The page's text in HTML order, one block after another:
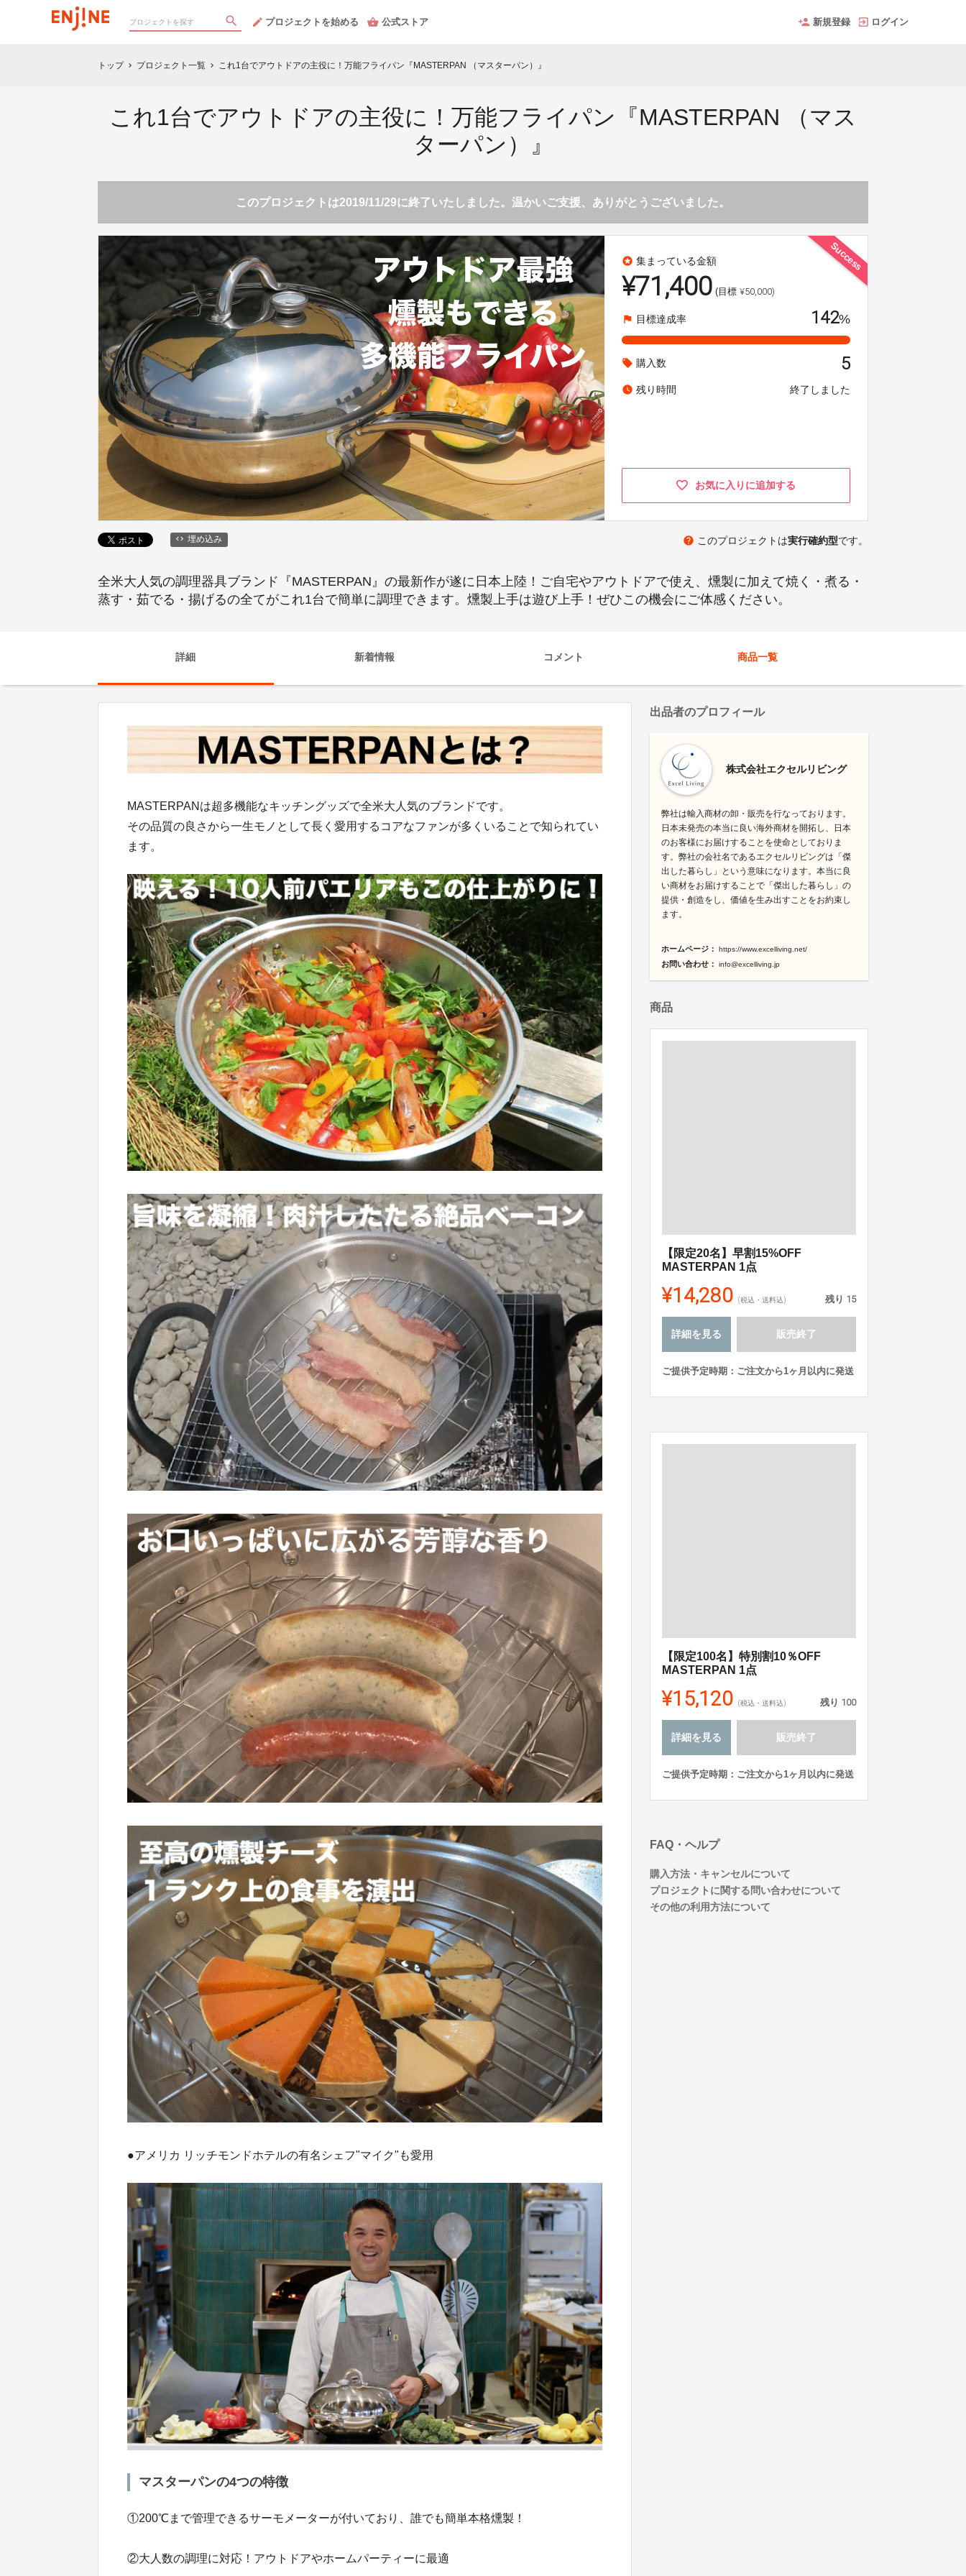
プロジェクトを始める 公式ストア 新規登録 ログイン
トップ chevron_right プロジェクト一覧 chevron_right これ1台でアウトドアの主役に！万能フライパン『MASTERPAN （マスターパン）』
これ1台でアウトドアの主役に！万能フライパン『MASTERPAN （マス
ターパン）』
このプロジェクトは2019/11/29に終了いたしました。温かいご支援、ありがとうございました。
Success
stars 集まっている金額
¥71,400 (目標 ¥50,000)
flag 目標達成率 142%
local_offer 購入数 5
watch_later 残り時間 終了しました
お気に入りに追加する
埋め込み help このプロジェクトは実行確約型です。
全米大人気の調理器具ブランド『MASTERPAN』の最新作が遂に日本上陸！ご自宅やアウトドアで使え、燻製に加えて焼く・煮る・
蒸す・茹でる・揚げるの全てがこれ1台で簡単に調理できます。燻製上手は遊び上手！ぜひこの機会にご体感ください。
詳細 新着情報 コメント 商品一覧
MASTERPANは超多機能なキッチングッズで全米大人気のブランドです。
その品質の良さから一生モノとして長く愛用するコアなファンが多くいることで知られてい
ます。
●アメリカ リッチモンドホテルの有名シェフ"マイク"も愛用
マスターパンの4つの特徴
①200℃まで管理できるサーモメーターが付いており、誰でも簡単本格燻製！
②大人数の調理に対応！アウトドアやホームパーティーに最適
出品者のプロフィール
株式会社エクセルリビング
弊社は輸入商材の卸・販売を行なっております。
日本未発売の本当に良い海外商材を開拓し、日本
のお客様にお届けすることを使命としておりま
す。弊社の会社名であるエクセルリビングは「傑
出した暮らし」という意味になります。本当に良
い商材をお届けすることで「傑出した暮らし」の
提供・創造をし、価値を生み出すことをお約束し
ます。
ホームページ： https://www.excelliving.net/
お問い合わせ： info@excelliving.jp
商品
【限定20名】早割15%OFF
MASTERPAN 1点
¥14,280 (税込・送料込) 残り 15
詳細を見る 販売終了
ご提供予定時期：ご注文から1ヶ月以内に発送
【限定100名】特別割10％OFF
MASTERPAN 1点
¥15,120 (税込・送料込) 残り 100
詳細を見る 販売終了
ご提供予定時期：ご注文から1ヶ月以内に発送
FAQ・ヘルプ
購入方法・キャンセルについて
プロジェクトに関する問い合わせについて
その他の利用方法について